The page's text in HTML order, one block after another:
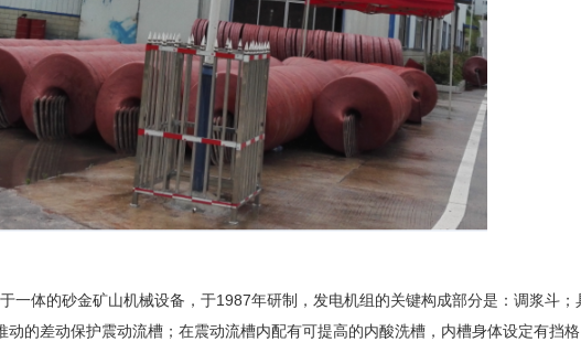
一体的砂金矿山机械设备，于1987年研制，发电机组的关键构成部分是：调浆斗
的差动保护震动流槽；在震动流槽内配有可提高的内酸洗槽，内槽身体设定有挡格